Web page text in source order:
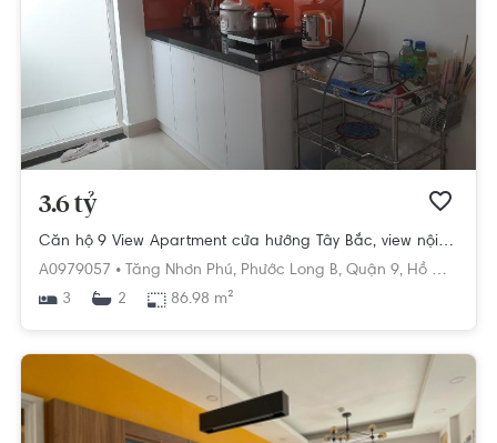
3.6 tỷ
Căn hộ 9 View Apartment cửa hướng Tây Bắc, view nội khu.
A0979057 • Tăng Nhơn Phú, Phước Long B, Quận 9, Hồ Chí Minh
3
2 86.98 m²